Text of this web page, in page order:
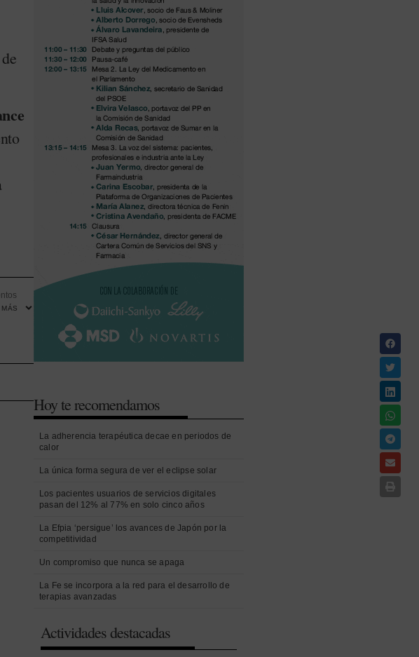
Hoy te recomendamos
La adherencia terapéutica decae en periodos de
calor
La única forma segura de ver el eclipse solar
Los pacientes usuarios de servicios digitales
pasan del 12% al 77% en solo cinco años
La Efpia ‘persigue’ los avances de Japón por la
competitividad
Un compromiso que nunca se apaga
La Fe se incorpora a la red para el desarrollo de
terapias avanzadas
Actividades destacadas